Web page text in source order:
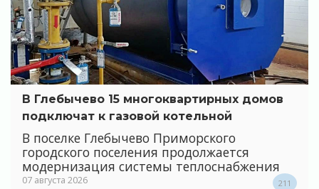
В Глебычево 15 многоквартирных домов
подключат к газовой котельной
В поселке Глебычево Приморского
городского поселения продолжается
модернизация системы теплоснабжения
07 августа 2026 211